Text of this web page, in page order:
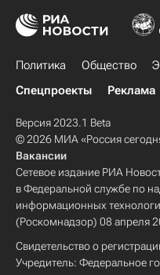
Политика Общество
Спецпроекты
Реклама
Версия 2023.1 Beta
© 2026 МИА «Россия
Вакансии
Сетевое издание РИА
в Федеральной службе по
информационных
(Роскомнадзор) 08 апреля
Свидетельство о
Учредитель: Федеральное